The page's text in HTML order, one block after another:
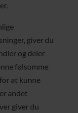
giver du
og deler
følsomme
at kunne
andet
giver du